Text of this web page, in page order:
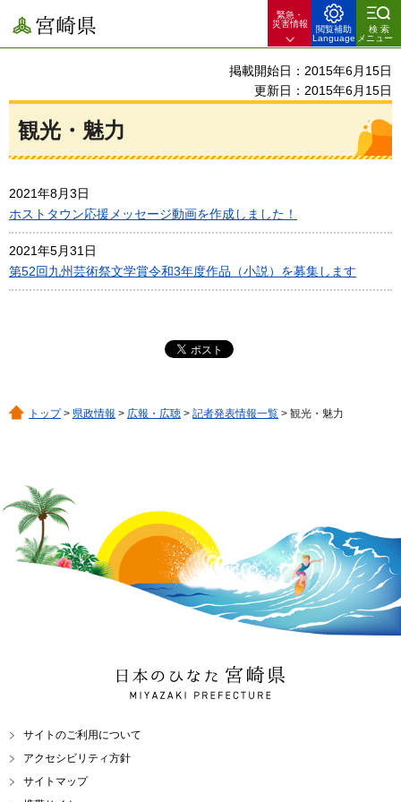
宮崎県
緊急・
災害情報
閲覧補助
Language
検索
メニュー
掲載開始日：2015年6月15日
更新日：2015年6月15日
観光・魅力
2021年8月3日
ホストタウン応援メッセージ動画を作成しました！
2021年5月31日
第52回九州芸術祭文学賞令和3年度作品（小説）を募集します
トップ> 県政情報 > 広報・広聴 > 記者発表情報一覧 > 観光・魅力
日本のひなた 宮崎県
MIYAZAKI PREFECTURE
サイトのご利用について
アクセシビリティ方針
サイトマップ